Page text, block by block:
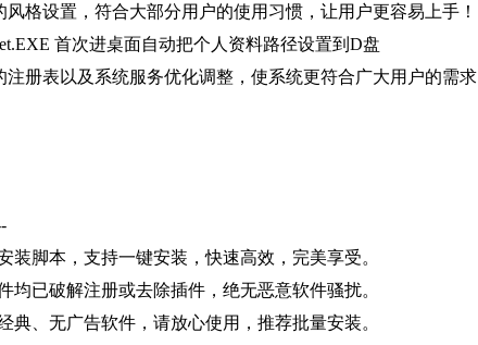
格设置，符合大部分用户的使用习惯，让用户更容易上手！
首次进桌面自动把个人资料路径设置到D盘
册表以及系统服务优化调整，使系统更符合广大用户的需求
脚本，支持一键安装，快速高效，完美享受。
已破解注册或去除插件，绝无恶意软件骚扰。
、无广告软件，请放心使用，推荐批量安装。